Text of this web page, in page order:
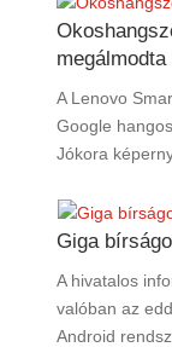
megálmodta
A Lenovo
Google
Jókora
Giga
A hivatalos
valóban az
Android